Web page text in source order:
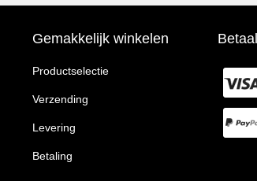
Gemakkelijk winkelen
Productselectie
Verzending
Levering
Betaling